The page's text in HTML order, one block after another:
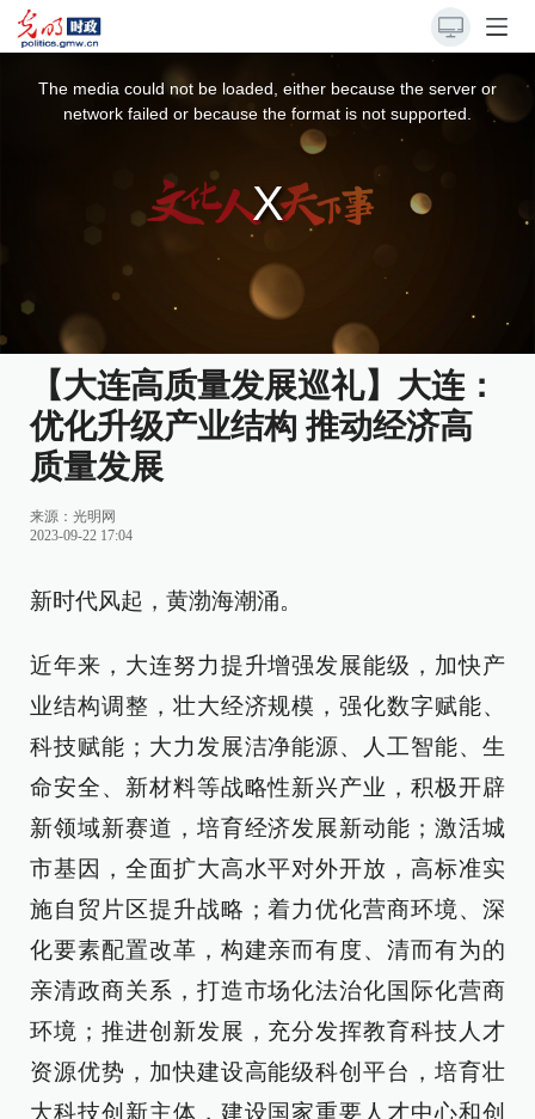
The media could not be loaded, either because the server or
network failed or because the format is not supported.
【大连高质量发展巡礼】大连：
优化升级产业结构 推动经济高
质量发展
来源： 光明网
2023-09-22 17:04
新时代风起，黄渤海潮涌。
近年来，大连努力提升增强发展能级，加快产
业结构调整，壮大经济规模，强化数字赋能、
科技赋能；大力发展洁净能源、人工智能、生
命安全、新材料等战略性新兴产业，积极开辟
新领域新赛道，培育经济发展新动能；激活城
市基因，全面扩大高水平对外开放，高标准实
施自贸片区提升战略；着力优化营商环境、深
化要素配置改革，构建亲而有度、清而有为的
亲清政商关系，打造市场化法治化国际化营商
环境；推进创新发展，充分发挥教育科技人才
资源优势，加快建设高能级科创平台，培育壮
大科技创新主体，建设国家重要人才中心和创